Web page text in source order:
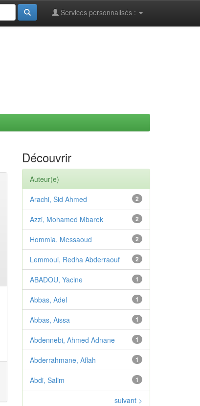
Services personnalisés :
Découvrir
Auteur(e)
2
Arachi, Sid Ahmed
2
Azzi, Mohamed Mbarek
2
Hommia, Messaoud
2
Lemmoui, Redha Abderraouf
1
ABADOU, Yacine
1
Abbas, Adel
1
Abbas, Aissa
1
Abdennebi, Ahmed Adnane
1
Abderrahmane, Aflah
1
Abdi, Salim
suivant >